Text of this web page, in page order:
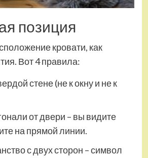
позиция
кровати, как
Вот 4 правила:
стене (не к окну и не к
от двери – вы видите
на прямой линии.
с двух сторон – символ